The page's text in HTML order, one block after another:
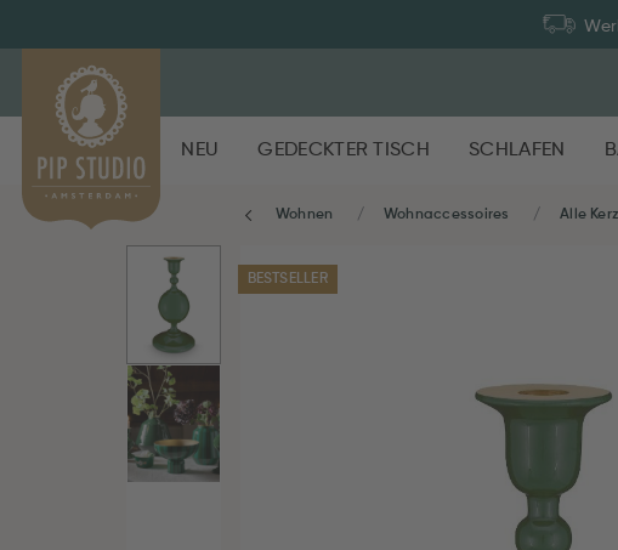
NEU GEDECKTER TISCH SCHLAFEN
Wohnen Wohnaccessoires Alle
BESTSELLER